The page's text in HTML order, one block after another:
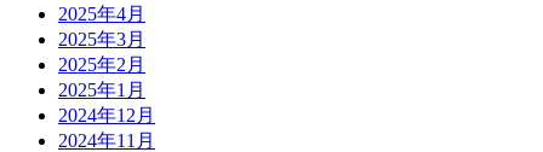
2025年4月
2025年3月
2025年2月
2025年1月
2024年12月
2024年11月